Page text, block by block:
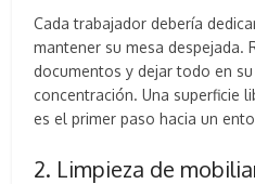
Cada trabajador debería
mantener su mesa despejada.
documentos y dejar todo en
concentración. Una superficie
es el primer paso hacia un
2. Limpieza de